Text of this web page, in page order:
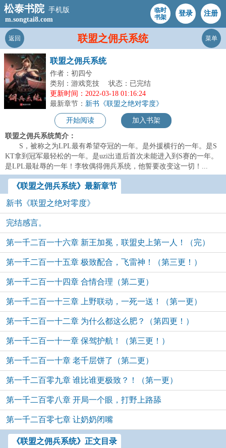
松泰书院 手机版
m.songtai8.com
临时
书架
登录 注册
联盟之佣兵系统
返回 菜单
联盟之佣兵系统
作者：初四兮
类别：游戏竞技
状态：已完结
更新时间：2022-03-18 01:16:24
最新章节： 新书《联盟之绝对零度》
开始阅读 加入书架
联盟之佣兵系统简介：
S，被称之为LPL最有希望夺冠的一年。是外援横行的一年。是S
KT拿到冠军最轻松的一年。是uzi出道后首次未能进入到S赛的一年。
是LPL最耻辱的一年！李牧偶得佣兵系统，他誓要改变这一切！...
《联盟之佣兵系统》最新章节
新书《联盟之绝对零度》
完结感言。
第一千二百一十六章 新王加冕，联盟史上第一人！（完）
第一千二百一十五章 极致配合，飞雷神！（第三更！）
第一千二百一十四章 合情合理（第二更）
第一千二百一十三章 上野联动，一死一送！（第一更）
第一千二百一十二章 为什么都这么肥？（第四更！）
第一千二百一十一章 保驾护航！（第三更！）
第一千二百一十章 老千层饼了（第二更）
第一千二百零九章 谁比谁更极致？！（第一更）
第一千二百零八章 开局一个眼，打野上路舔
第一千二百零七章 让奶奶闭嘴
《联盟之佣兵系统》正文目录